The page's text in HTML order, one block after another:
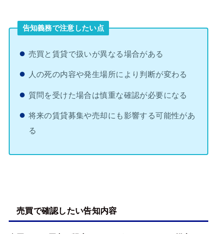
告知義務で注意したい点
売買と賃貸で扱いが異なる場合がある
人の死の内容や発生場所により判断が変わる
質問を受けた場合は慎重な確認が必要になる
将来の賃貸募集や売却にも影響する可能性があ
る
売買で確認したい告知内容